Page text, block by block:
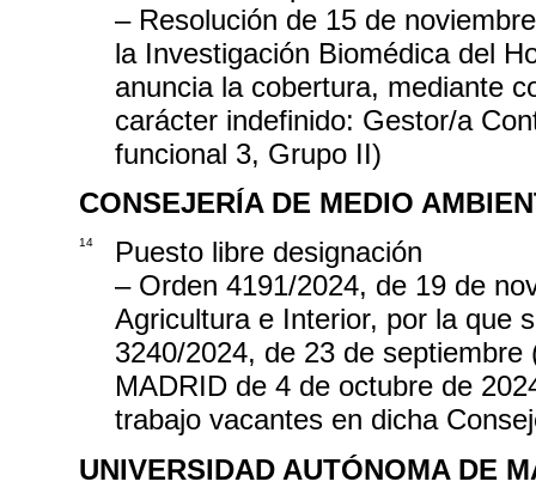
– Resolución de 15 de
la Investigación Biomédica del
anuncia la cobertura, mediante
carácter indefinido: Gestor/a
funcional 3, Grupo II)
CONSEJERÍA DE MEDIO
14
Puesto libre designación
– Orden 4191/2024, de 19 de
Agricultura e Interior, por la que
3240/2024, de 23 de
MADRID de 4 de octubre de
trabajo vacantes en dicha
UNIVERSIDAD AUTÓNOMA DE